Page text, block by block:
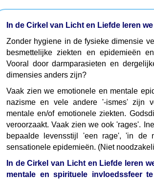
In de Cirkel van Licht en Liefde leren
Zonder hygiene in de fysieke dimensie
besmettelijke ziekten en epidemieën
Vooral door darmparasieten en
dimensies anders zijn?
Vaak zien we emotionele en mentale
nazisme en vele andere '-ismes' zijn
mentale en/of emotionele ziekten.
veroorzaakt. Vaak zien we ook 'rages'.
bepaalde levensstijl 'een rage', 'in de
sensationele epidemieën. (Niet
In de Cirkel van Licht en Liefde leren
mentale en spirituele invloedssfeer